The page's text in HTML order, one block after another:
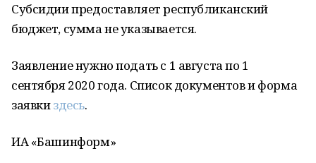
Субсидии предоставляет республиканский
бюджет, сумма не указывается.
Заявление нужно подать с 1 августа по 1
сентября 2020 года. Список документов и форма
заявкиздесь.
ИА «Башинформ»